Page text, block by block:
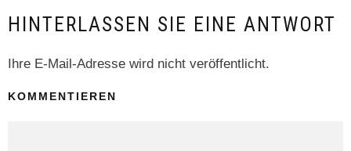
HINTERLASSEN SIE EINE ANTWORT
Ihre E-Mail-Adresse wird nicht veröffentlicht.
KOMMENTIEREN